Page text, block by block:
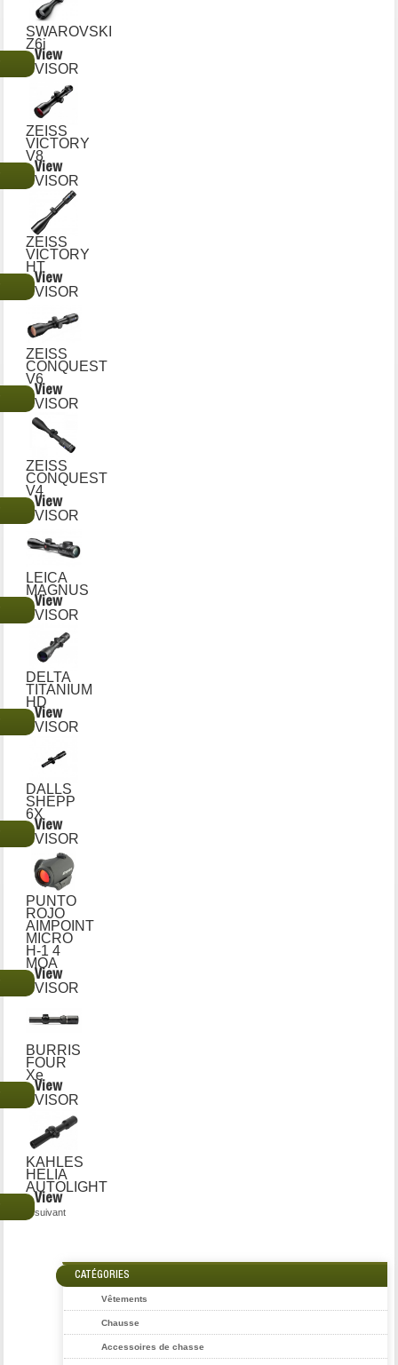
SWAROVSKI
Z6i
View
VISOR
ZEISS
VICTORY
V8
View
VISOR
ZEISS
VICTORY
HT
View
VISOR
ZEISS
CONQUEST
V6
View
VISOR
ZEISS
CONQUEST
V4
View
VISOR
LEICA
MAGNUS
View
VISOR
DELTA
TITANIUM
HD
View
VISOR
DALLS
SHEPP
6X
View
VISOR
PUNTO
ROJO
AIMPOINT
MICRO
H-1 4
MOA
View
VISOR
BURRIS
FOUR
Xe
View
VISOR
KAHLES
HELIA
AUTOLIGHT
View
suivant
CATÉGORIES
Vêtements
Chausse
Accessoires de chasse